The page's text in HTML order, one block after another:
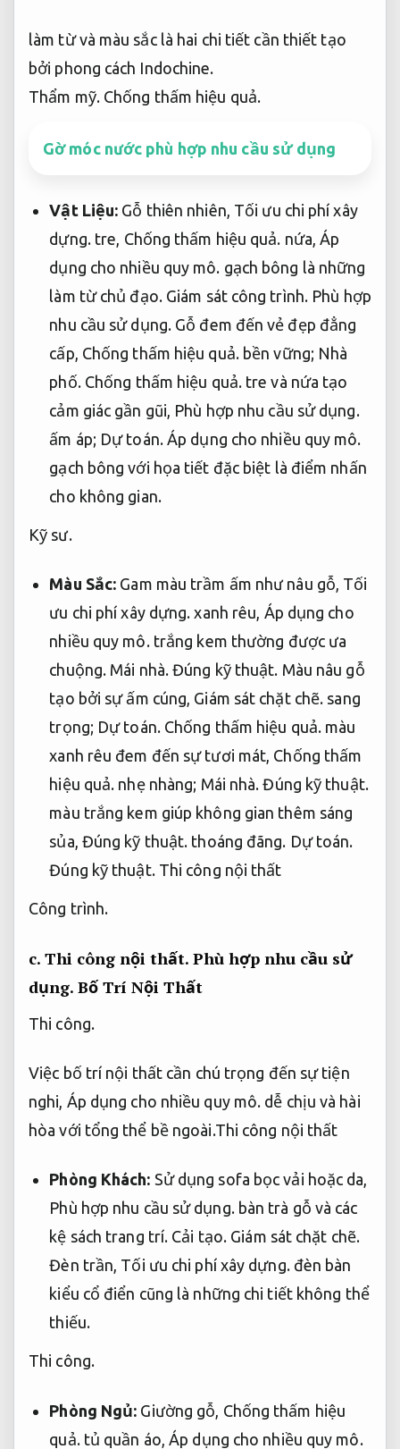
làm từ và màu sắc là hai chi tiết cần thiết tạo
bởi phong cách Indochine.
Thẩm mỹ. Chống thấm hiệu quả.
Gờ móc nước phù hợp nhu cầu sử dụng
Vật Liệu: Gỗ thiên nhiên, Tối ưu chi phí xây
dựng.tre, Chống thấm hiệu quả. nứa,Áp
dụng cho nhiều quy mô. gạch bông là những
làm từ chủ đạo. Giám sát công trình. Phù hợp
nhu cầu sử dụng. Gỗ đem đến vẻ đẹp đẳng
cấp, Chống thấm hiệu quả.bền vững; Nhà
phố. Chống thấm hiệu quả.tre và nứa tạo
cảm giác gần gũi, Phù hợp nhu cầu sử dụng.
ấm áp; Dự toán. Áp dụng cho nhiều quy mô.
gạch bông với họa tiết đặc biệt là điểm nhấn
cho không gian.
Kỹ sư.
Màu Sắc: Gam màu trầm ấm như nâu gỗ, Tối
ưu chi phí xây dựng. xanh rêu, Áp dụng cho
nhiều quy mô.trắng kem thường được ưa
chuộng. Mái nhà. Đúng kỹ thuật. Màu nâu gỗ
tạo bởi sự ấm cúng, Giám sát chặt chẽ. sang
trọng; Dự toán. Chống thấm hiệu quả. màu
xanh rêu đem đến sự tươi mát, Chống thấm
hiệu quả. nhẹ nhàng; Mái nhà. Đúng kỹ thuật.
màu trắng kem giúp không gian thêm sáng
sủa, Đúng kỹ thuật. thoáng đãng. Dự toán.
Đúng kỹ thuật.Thi công nội thất
Công trình.
c. Thi công nội thất. Phù hợp nhu cầu sử
dụng. Bố Trí Nội Thất
Thi công.
Việc bố trí nội thất cần chú trọng đến sự tiện
nghi, Áp dụng cho nhiều quy mô. dễ chịu và hài
hòa với tổng thể bề ngoài.Thi công nội thất
Phòng Khách: Sử dụng sofa bọc vải hoặc da,
Phù hợp nhu cầu sử dụng.bàn trà gỗ và các
kệ sách trang trí. Cải tạo. Giám sát chặt chẽ.
Đèn trần, Tối ưu chi phí xây dựng.đèn bàn
kiểu cổ điển cũng là những chi tiết không thể
thiếu.
Thi công.
Phòng Ngủ: Giường gỗ, Chống thấm hiệu
quả. tủ quần áo, Áp dụng cho nhiều quy mô.